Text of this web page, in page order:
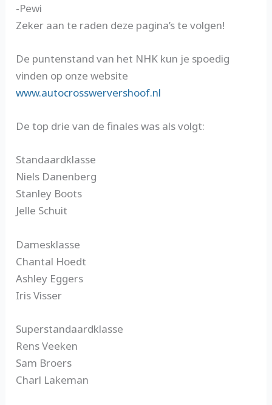
-Pewi
Zeker aan te raden deze pagina’s te volgen!
De puntenstand van het NHK kun je spoedig
vinden op onze website
www.autocrosswervershoof.nl
De top drie van de finales was als volgt:
Standaardklasse
Niels Danenberg
Stanley Boots
Jelle Schuit
Damesklasse
Chantal Hoedt
Ashley Eggers
Iris Visser
Superstandaardklasse
Rens Veeken
Sam Broers
Charl Lakeman